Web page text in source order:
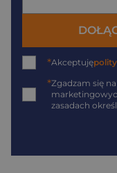
*Akceptuję
*Zgadzam się
zasadach